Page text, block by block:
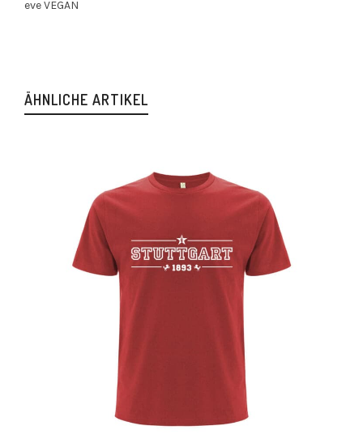
eve VEGAN
ÄHNLICHE ARTIKEL